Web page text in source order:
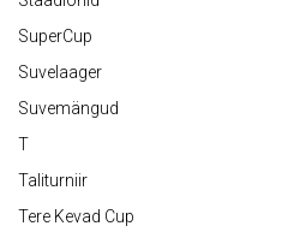
SuperCup
Suvelaager
Suvemängud
T
Taliturniir
Tere Kevad Cup